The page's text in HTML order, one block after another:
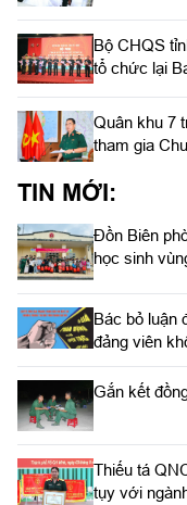
Bộ CHQS
tổ chức lại
Quân khu 7
tham gia
TIN MỚI:
Đồn Biên
học sinh
Bác bỏ luận
đảng viên
Gắn kết
Thiếu tá
tụy với